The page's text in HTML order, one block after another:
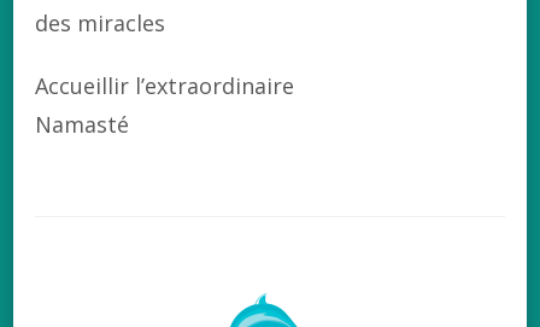
des miracles
Accueillir l’extraordinaire
Namasté